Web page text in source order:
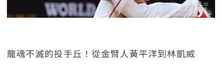
龍魂不滅的投手丘！從金臂人黃平洋到林凱威